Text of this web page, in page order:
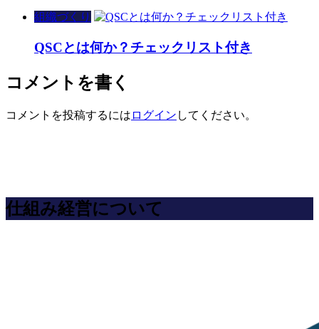
組織づくり
QSCとは何か？チェックリスト付き
コメントを書く
コメントを投稿するには ログイン してください。
仕組み経営について